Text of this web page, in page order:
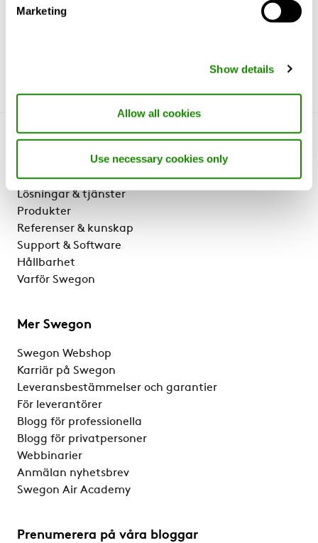
Marketing
Show details
Allow all cookies
Use necessary cookies only
Om oss
Lösningar & tjänster
Produkter
Referenser & kunskap
Support & Software
Hållbarhet
Varför Swegon
Mer Swegon
Swegon Webshop
Karriär på Swegon
Leveransbestämmelser och garantier
För leverantörer
Blogg för professionella
Blogg för privatpersoner
Webbinarier
Anmälan nyhetsbrev
Swegon Air Academy
Prenumerera på våra bloggar